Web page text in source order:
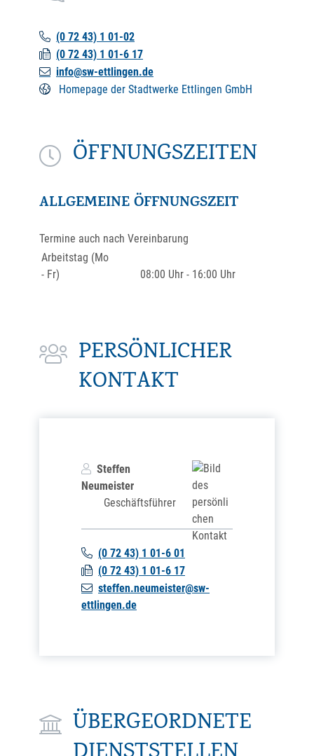
(0 72 43) 1 01-02
(0 72 43) 1 01-6 17
info@sw-ettlingen.de
Homepage der Stadtwerke Ettlingen GmbH
ÖFFNUNGSZEITEN
ALLGEMEINE ÖFFNUNGSZEIT
Termine auch nach Vereinbarung
Arbeitstag (Mo
- Fr)
08:00 Uhr - 16:00 Uhr
PERSÖNLICHER
KONTAKT
Steffen
Neumeister
Geschäftsführer
(0 72 43) 1 01-6 01
(0 72 43) 1 01-6 17
steffen.neumeister@sw-
ettlingen.de
ÜBERGEORDNETE